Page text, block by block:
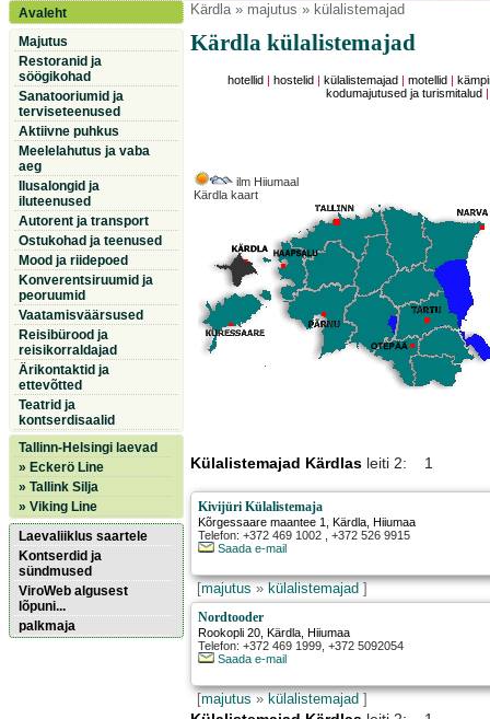
Avaleht
Majutus
Restoranid ja
söögikohad
Sanatooriumid ja
terviseteenused
Aktiivne puhkus
Meelelahutus ja vaba
aeg
Ilusalongid ja
iluteenused
Autorent ja transport
Ostukohad ja teenused
Mood ja riidepoed
Konverentsiruumid ja
peoruumid
Vaatamisväärsused
Reisibürood ja
reisikorraldajad
Ärikontaktid ja
ettevõtted
Teatrid ja
kontserdisaalid
Tallinn-Helsingi laevad
» Eckerö Line
» Tallink Silja
» Viking Line
Laevaliiklus saartele
Kontserdid ja
sündmused
ViroWeb algusest
lõpuni...
palkmaja
Kärdla» majutus » külalistemajad
Kärdla külalistemajad
hotellid hostelid külalistemajad |motellid
kodumajutused ja turismitalud
ilm Hiiumaal
Kärdla kaart
Külalistemajad Kärdlas leiti 2: 1
Kivijüri Külalistemaja
Kõrgessaare maantee 1 Kärdla , Hiiumaa
Telefon: +372 469 1002 , +372 526 9915
Saada e-mail
[majutus»külalistemajad]
Nordtooder
Rookopli 20 Kärdla , Hiiumaa
Telefon: +372 469 1999, +372 5092054
Saada e-mail
[majutus»külalistemajad]